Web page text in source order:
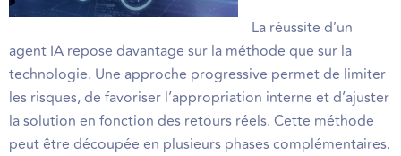
La réussite d’un
agent IA repose davantage sur la méthode que sur la
technologie. Une approche progressive permet de limiter
les risques, de favoriser l’appropriation interne et d’ajuster
la solution en fonction des retours réels. Cette méthode
peut être découpée en plusieurs phases complémentaires.